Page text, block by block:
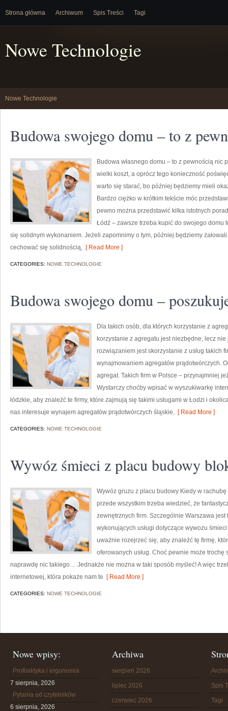
Strona główna Archiwum Spis Treści Tagi
Nowe Technologie
Nowe Technologie
Budowa swojego domu – to z
Budowa własnego domu – to z pewnością
wielki koszt, a oprócz tego konieczność
warto się starać, bo później będziemy mieli
Bardzo ciężko w krótkim tekście móc
pewno można przedstawić kilka istotnych
Łódź – zawsze trzeba kupić do swojego domu
się solidnym wykonaniem. Jeżeli zapomnimy o tym, później będziemy
cechować się solidnością, [ Read More ]
CATEGORIES: NOWE TECHNOLOGIE
Budowa swojego domu –
Dla takich osób, dla których korzystanie z
korzystanie z agregatu jest niezbędne, lecz
rozwiązaniem jest skorzystanie z usług takich
wynajmowaniem agregatów prądotwórczych.
agregat. Takich firm w Polsce – przynajmniej
Wystarczy choćby wpisać w wyszukiwarkę
łódzkie, aby znaleźć te firmy, które zajmują się takimi usługami w Łodzi i
nas interesuje wynajem agregatów prądotwórczych śląskie, [ Read More ]
CATEGORIES: NOWE TECHNOLOGIE
Wywóz śmieci z placu budowy
Wywóz gruzu z placu budowy Kiedy w
przede wszystkim trzeba wiedzieć, że
zewnętrznych firm. Szczególnie Warszawa jest
wykonujących usługi dotyczące wywozu
uważnie rozejrzeć się, aby znaleźć tę firmę,
oferowanych usług. Choć pewnie może
naprawdę nic takiego… Jednakże nie można w taki sposób myśleć! A więc
internetowej, która pokaże nam te [ Read More ]
CATEGORIES: NOWE TECHNOLOGIE
Nowe wpisy:
Profilaktyka i ergonomia
7 sierpnia, 2026
Pytania od czytelników
6 sierpnia, 2026
Archiwa
sierpień 2026
lipiec 2026
czerwiec 2026
Spis
Tagi